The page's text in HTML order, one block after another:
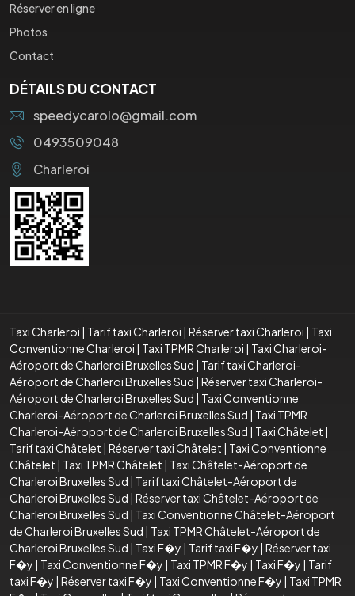
Réserver en ligne
Photos
Contact
DÉTAILS DU CONTACT
speedycarolo@gmail.com
0493509048
Charleroi
Taxi Charleroi | Tarif taxi Charleroi | Réserver taxi Charleroi | Taxi
Conventionne Charleroi | Taxi TPMR Charleroi | Taxi Charleroi-
Aéroport de Charleroi Bruxelles Sud | Tarif taxi Charleroi-
Aéroport de Charleroi Bruxelles Sud | Réserver taxi Charleroi-
Aéroport de Charleroi Bruxelles Sud | Taxi Conventionne
Charleroi-Aéroport de Charleroi Bruxelles Sud | Taxi TPMR
Charleroi-Aéroport de Charleroi Bruxelles Sud | Taxi Châtelet |
Tarif taxi Châtelet | Réserver taxi Châtelet | Taxi Conventionne
Châtelet | Taxi TPMR Châtelet | Taxi Châtelet-Aéroport de
Charleroi Bruxelles Sud | Tarif taxi Châtelet-Aéroport de
Charleroi Bruxelles Sud | Réserver taxi Châtelet-Aéroport de
Charleroi Bruxelles Sud | Taxi Conventionne Châtelet-Aéroport
de Charleroi Bruxelles Sud | Taxi TPMR Châtelet-Aéroport de
Charleroi Bruxelles Sud | Taxi F�y | Tarif taxi F�y | Réserver taxi
F�y | Taxi Conventionne F�y | Taxi TPMR F�y | Taxi F�y | Tarif
taxi F�y | Réserver taxi F�y | Taxi Conventionne F�y | Taxi TPMR